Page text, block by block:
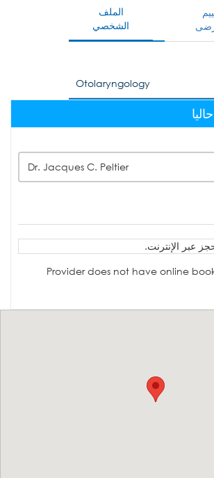
الملف
الشخصي
Otolaryngology
Dr. Jacques C. Peltier
عبر الإنترنت.
Provider does not have online